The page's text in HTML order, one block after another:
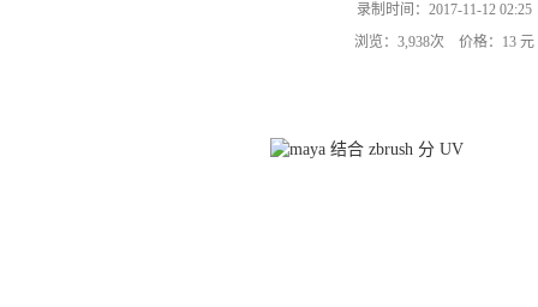
录制时间：2017-11-12 02:25
浏览：3,938次 价格：13 元